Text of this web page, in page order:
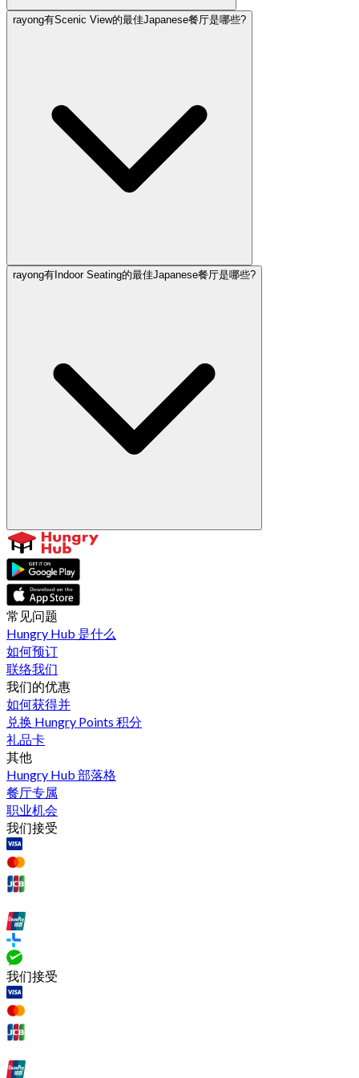
rayong有Scenic View的最佳Japanese餐厅是哪些?
rayong有Indoor Seating的最佳Japanese餐厅是哪些?
常见问题
Hungry Hub 是什么
如何预订
联络我们
我们的优惠
如何获得并
兑换 Hungry Points 积分
礼品卡
其他
Hungry Hub 部落格
餐厅专属
职业机会
我们接受
我们接受